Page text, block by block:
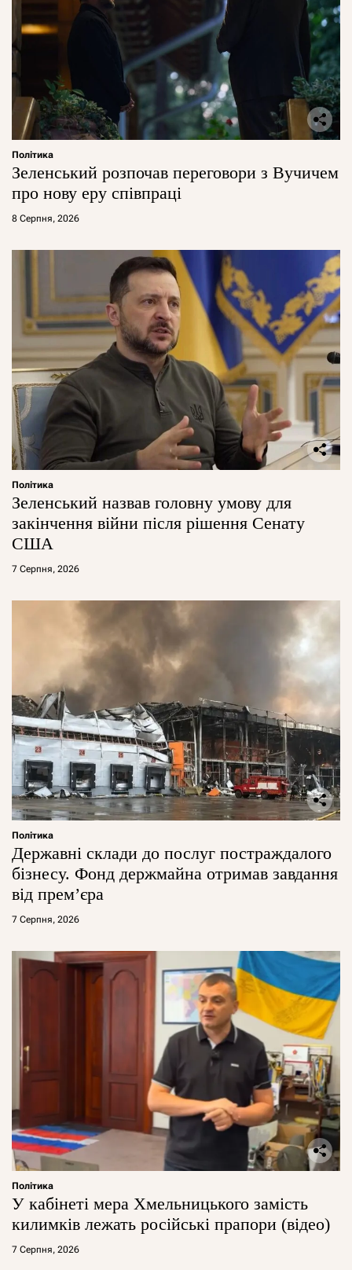
Політика
Зеленський розпочав переговори з Вучичем
про нову еру співпраці
8 Серпня, 2026
Політика
Зеленський назвав головну умову для
закінчення війни після рішення Сенату
США
7 Серпня, 2026
Політика
Державні склади до послуг постраждалого
бізнесу. Фонд держмайна отримав завдання
від прем’єра
7 Серпня, 2026
Політика
У кабінеті мера Хмельницького замість
килимків лежать російські прапори (відео)
7 Серпня, 2026